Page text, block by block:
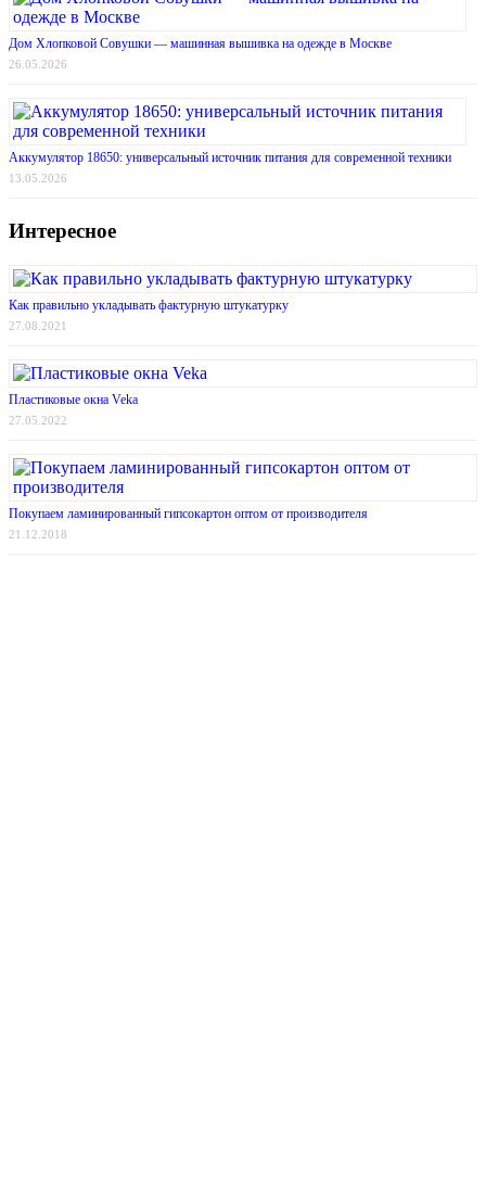
Дом Хлопковой Совушки — машинная вышивка на одежде в Москве
26.05.2026
Аккумулятор 18650: универсальный источник питания для современной техники
13.05.2026
Интересное
Как правильно укладывать фактурную штукатурку
27.08.2021
Пластиковые окна Veka
27.05.2022
Покупаем ламинированный гипсокартон оптом от производителя
21.12.2018